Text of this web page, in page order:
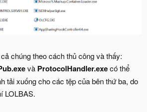
chúng theo cách thủ công và thấy:
và ProtocolHandler.execó thể
tải xuống cho các tệp của bên thứ ba, do
LOLBAS.